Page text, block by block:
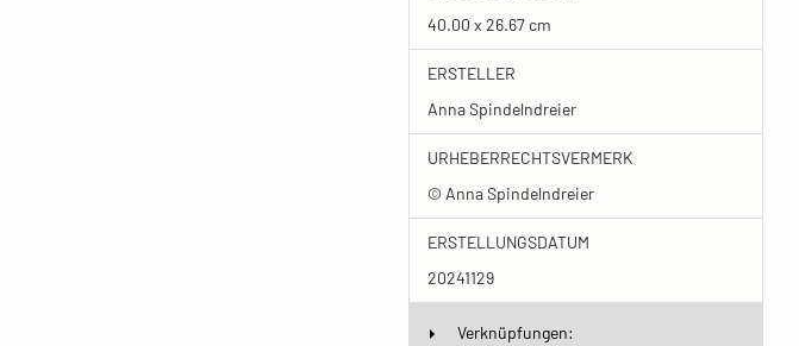
40.00 x 26.67 cm
ERSTELLER
Anna Spindelndreier
URHEBERRECHTSVERMERK
© Anna Spindelndreier
ERSTELLUNGSDATUM
20241129
Verknüpfungen: